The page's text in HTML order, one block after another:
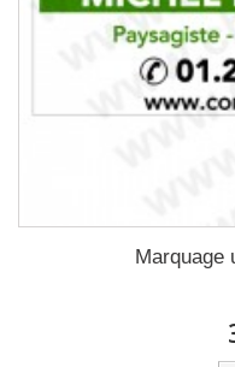
Marquage